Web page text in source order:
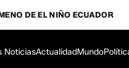
DE EL NIÑO ECUADOR
NoticiasActualidadMundo